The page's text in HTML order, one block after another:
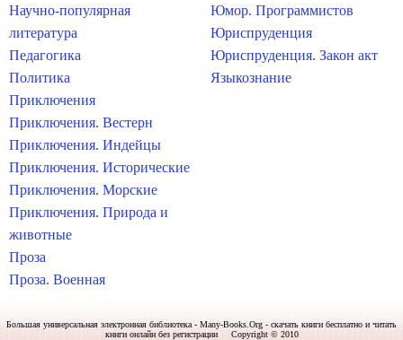
Научно-популярная
литература
Педагогика
Политика
Приключения
Приключения. Вестерн
Приключения. Индейцы
Приключения. Исторические
Приключения. Морские
Приключения. Природа и
животные
Проза
Проза. Военная
Юмор. Программистов
Юриспруденция
Юриспруденция. Закон акт
Языкознание
Большая универсальная электронная библиотека - Many-Books.Org - скачать книги бесплатно и читать
книги онлайн без регистрации Copyright © 2010